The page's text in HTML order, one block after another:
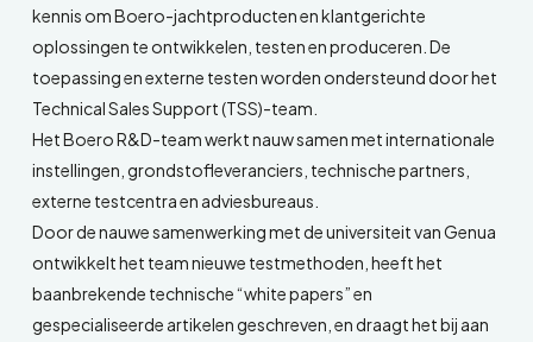
kennis om Boero-jachtproducten en klantgerichte
oplossingen te ontwikkelen, testen en produceren. De
toepassing en externe testen worden ondersteund door het
Technical Sales Support (TSS)-team.
Het Boero R&D-team werkt nauw samen met internationale
instellingen, grondstofleveranciers, technische partners,
externe testcentra en adviesbureaus.
Door de nauwe samenwerking met de universiteit van Genua
ontwikkelt het team nieuwe testmethoden, heeft het
baanbrekende technische “white papers” en
gespecialiseerde artikelen geschreven, en draagt het bij aan